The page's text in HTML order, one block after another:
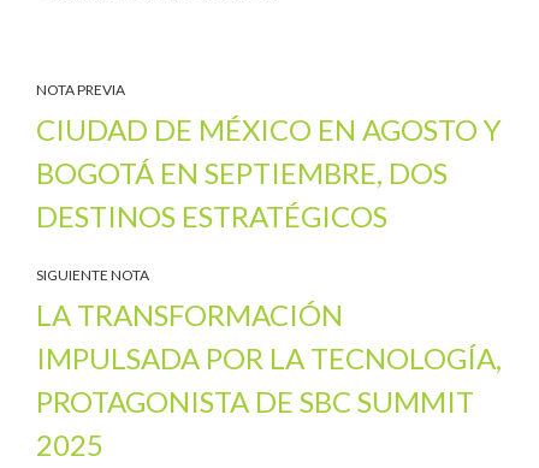
NOTA PREVIA
CIUDAD DE MÉXICO EN AGOSTO Y
BOGOTÁ EN SEPTIEMBRE, DOS
DESTINOS ESTRATÉGICOS
SIGUIENTE NOTA
LA TRANSFORMACIÓN
IMPULSADA POR LA TECNOLOGÍA,
PROTAGONISTA DE SBC SUMMIT
2025